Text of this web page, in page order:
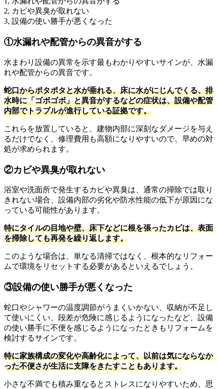
2, カビや異臭が取れない
3, 設備の使い勝手が悪くなった
①水漏れや配管からの異音がする
水まわり設備の異常を示す最もわかりやすいサインが、水漏
れや配管からの異音です。
蛇口からポタポタと水が垂れる、床に水がにじんでくる、排
水時に「ゴボゴボ」と異音がするなどの症状は、設備や配管
内部でトラブルが進行している証拠です。
これらを放置していると、建物内部に深刻なダメージを与え
るだけでなく、修理費用も高額になりやすいので、早めの対
処が求められます。
②カビや異臭が取れない
浴室や洗面所で発生するカビや異臭は、通常の掃除では取り
きれない場合、設備内部の劣化や防水性能の低下が原因にな
っている可能性があります。
特にタイルの目地や壁、床下などに根を張ったカビは、表面
を掃除しても再発を繰り返します。
このような場合は、単なる清掃ではなく、根本的なリフォー
ムで環境をリセットする必要があるといえるでしょう。
③設備の使い勝手が悪くなった
蛇口やシャワーの温度調節がうまくいかない、収納が不足し
て使いにくい、段差が危険に感じるようになったなど、設備
の使い勝手に不便を感じるようになったときもリフォームを
検討するサインです。
特に家族構成の変化や高齢化によって、以前は気にならなか
った不便さが生活に支障をきたすこともあります。
小さな不満でも積み重なるとストレスになりやすいため、思